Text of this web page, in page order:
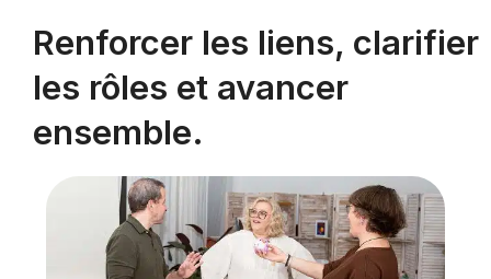
Renforcer les liens, clarifier
les rôles et avancer
ensemble.